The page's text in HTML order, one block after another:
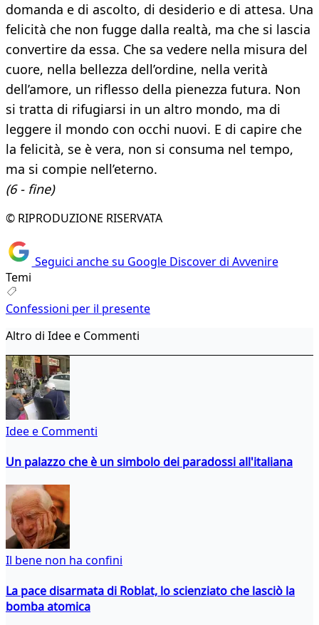
domanda e di ascolto, di desiderio e di attesa. Una
felicità che non fugge dalla realtà, ma che si lascia
convertire da essa. Che sa vedere nella misura del
cuore, nella bellezza dell’ordine, nella verità
dell’amore, un riflesso della pienezza futura. Non
si tratta di rifugiarsi in un altro mondo, ma di
leggere il mondo con occhi nuovi. E di capire che
la felicità, se è vera, non si consuma nel tempo,
ma si compie nell’eterno.
(6 - fine)
© RIPRODUZIONE RISERVATA
Seguici anche su Google Discover di Avvenire
Temi
Confessioni per il presente
Altro di Idee e Commenti
Idee e Commenti
Un palazzo che è un simbolo dei paradossi all'italiana
Il bene non ha confini
La pace disarmata di Roblat, lo scienziato che lasciò la
bomba atomica